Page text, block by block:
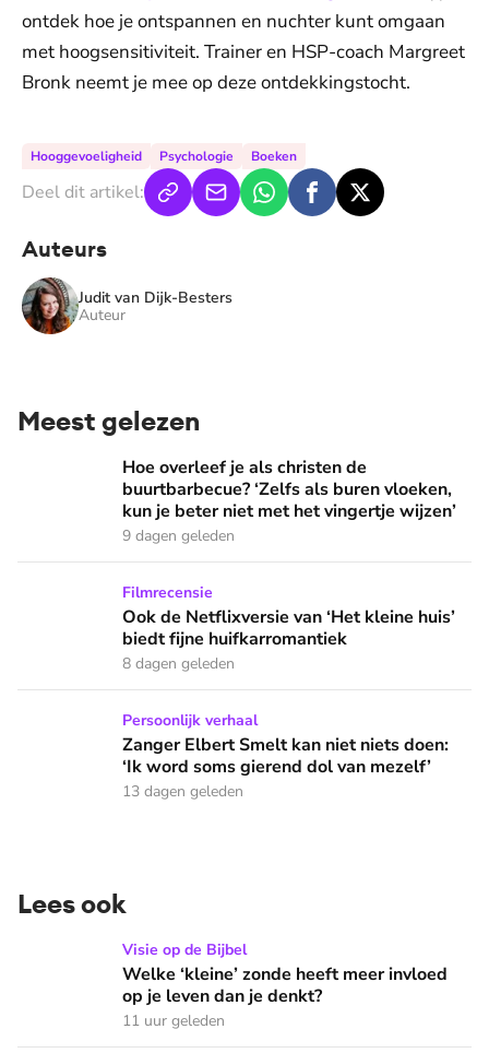
ontdek hoe je ontspannen en nuchter kunt omgaan
met hoogsensitiviteit. Trainer en HSP-coach Margreet
Bronk neemt je mee op deze ontdekkingstocht.
Hooggevoeligheid Psychologie Boeken
Deel dit artikel:
Auteurs
Judit van Dijk-Besters
Auteur
Meest gelezen
Hoe overleef je als christen de buurtbarbecue? ‘Zelfs als
Hoe overleef je als christen de
buurtbarbecue? ‘Zelfs als buren vloeken,
kun je beter niet met het vingertje wijzen’
9 dagen geleden
Ook de Netflixversie van ‘Het kleine huis’ biedt fijne
Filmrecensie
Ook de Netflixversie van ‘Het kleine huis’
biedt fijne huifkarromantiek
8 dagen geleden
Zanger Elbert Smelt kan niet niets doen: ‘Ik word soms
Persoonlijk verhaal
Zanger Elbert Smelt kan niet niets doen:
‘Ik word soms gierend dol van mezelf’
13 dagen geleden
Lees ook
Welke ‘kleine’ zonde heeft meer invloed op je leven dan je
Visie op de Bijbel
Welke ‘kleine’ zonde heeft meer invloed
op je leven dan je denkt?
11 uur geleden